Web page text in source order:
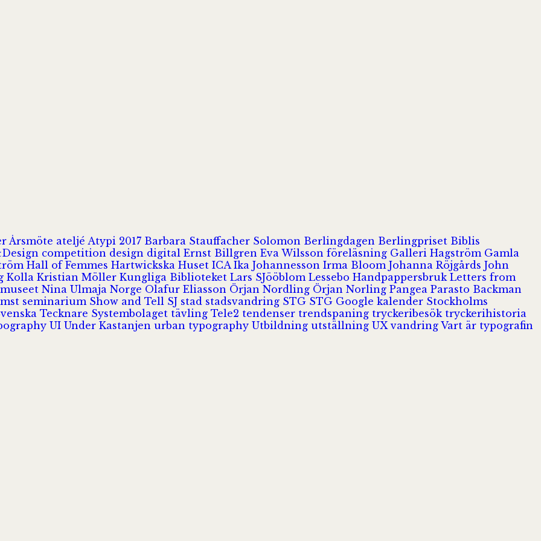
Årsmöte ateljé Atypi 2017 Barbara Stauffacher Solomon Berlingdagen Berlingpriset Biblis
competition design digital Ernst Billgren Eva Wilsson föreläsning Galleri Hagström Gamla
Hall of Femmes Hartwickska Huset ICA Ika Johannesson Irma Bloom Johanna Röjgårds John
Kolla Kristian Möller Kungliga Biblioteket Lars SJööblom Lessebo Handpappersbruk Letters from
Nina Ulmaja Norge Olafur Eliasson Örjan Nordling Örjan Norling Pangea Parasto Backman
seminarium Show and Tell SJ stad stadsvandring STG STG Google kalender Stockholms
Tecknare Systembolaget tävling Tele2 tendenser trendspaning tryckeribesök tryckerihistoria
UI Under Kastanjen urban typography Utbildning utställning UXvandring Vart är typografin